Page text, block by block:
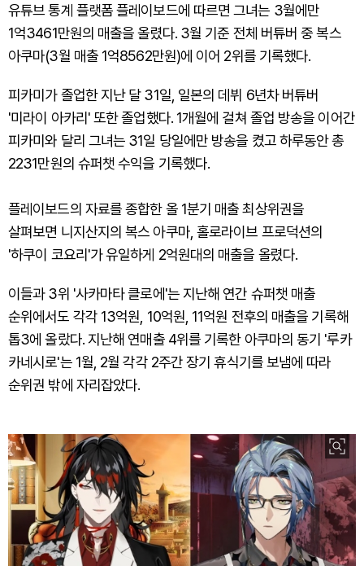
유튜브 통계 플랫폼 플레이보드에 따르면 그녀는 3월에만
1억3461만원의 매출을 올렸다. 3월 기준 전체 버튜버 중 복스
아쿠마(3월 매출 1억8562만원)에 이어 2위를 기록했다.
피카미가 졸업한 지난 달 31일, 일본의 데뷔 6년차 버튜버
'미라이 아카리' 또한 졸업했다. 1개월에 걸쳐 졸업 방송을 이어간
피카미와 달리 그녀는 31일 당일에만 방송을 켰고 하루동안 총
2231만원의 슈퍼챗 수익을 기록했다.
플레이보드의 자료를 종합한 올 1분기 매출 최상위권을
살펴보면 니지산지의 복스 아쿠마, 홀로라이브 프로덕션의
'하쿠이 코요리'가 유일하게 2억원대의 매출을 올렸다.
이들과 3위 '사카마타 클로에'는 지난해 연간 슈퍼챗 매출
순위에서도 각각 13억원, 10억원, 11억원 전후의 매출을 기록해
톱3에 올랐다. 지난해 연매출 4위를 기록한 아쿠마의 동기 '루카
카네시로'는 1월, 2월 각각 2주간 장기 휴식기를 보냄에 따라
순위권 밖에 자리잡았다.